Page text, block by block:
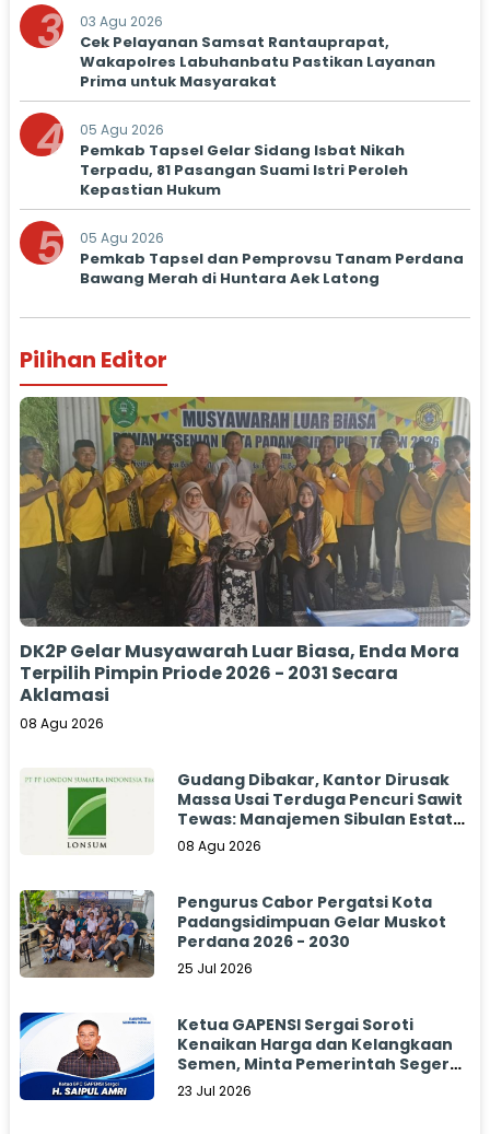
3 03 Agu 2026
Cek Pelayanan Samsat Rantauprapat,
Wakapolres Labuhanbatu Pastikan Layanan
Prima untuk Masyarakat
4 05 Agu 2026
Pemkab Tapsel Gelar Sidang Isbat Nikah
Terpadu, 81 Pasangan Suami Istri Peroleh
Kepastian Hukum
5 05 Agu 2026
Pemkab Tapsel dan Pemprovsu Tanam Perdana
Bawang Merah di Huntara Aek Latong
Pilihan Editor
DK2P Gelar Musyawarah Luar Biasa, Enda Mora
Terpilih Pimpin Priode 2026 - 2031 Secara
Aklamasi
08 Agu 2026
Gudang Dibakar, Kantor Dirusak
Massa Usai Terduga Pencuri Sawit
Tewas: Manajemen Sibulan Estate
Bungkam
08 Agu 2026
Pengurus Cabor Pergatsi Kota
Padangsidimpuan Gelar Muskot
Perdana 2026 - 2030
25 Jul 2026
Ketua GAPENSI Sergai Soroti
Kenaikan Harga dan Kelangkaan
Semen, Minta Pemerintah Segera
Bertindak
23 Jul 2026